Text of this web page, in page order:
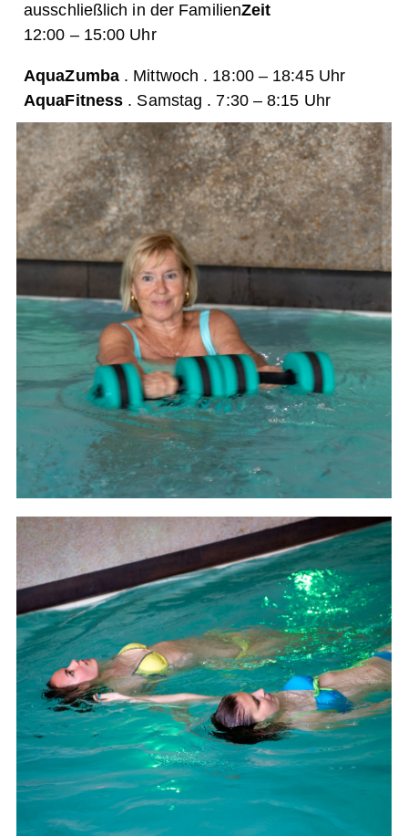
ausschließlich in der FamilienZeit
12:00 – 15:00 Uhr
AquaZumba. Mittwoch . 18:00 – 18:45 Uhr
AquaFitness . Samstag . 7:30 – 8:15 Uhr